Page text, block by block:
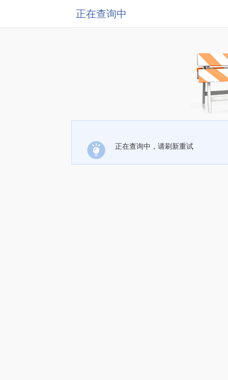
正在查询中
正在查询中，请刷新重试